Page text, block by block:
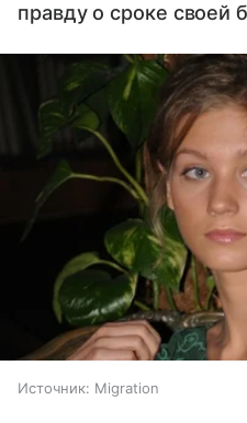
правду о сроке своей
Источник: Migration